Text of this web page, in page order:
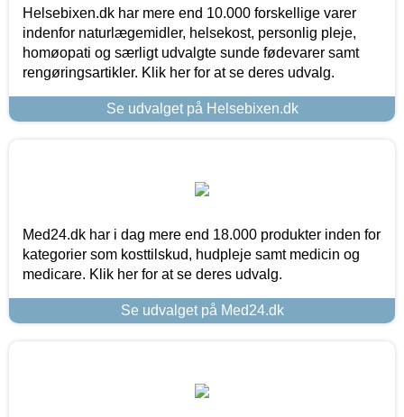
Helsebixen.dk har mere end 10.000 forskellige varer
indenfor naturlægemidler, helsekost, personlig pleje,
homøopati og særligt udvalgte sunde fødevarer samt
rengøringsartikler. Klik her for at se deres udvalg.
Se udvalget på Helsebixen.dk
Med24.dk har i dag mere end 18.000 produkter inden for
kategorier som kosttilskud, hudpleje samt medicin og
medicare. Klik her for at se deres udvalg.
Se udvalget på Med24.dk